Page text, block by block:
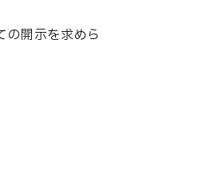
の開示を求めら